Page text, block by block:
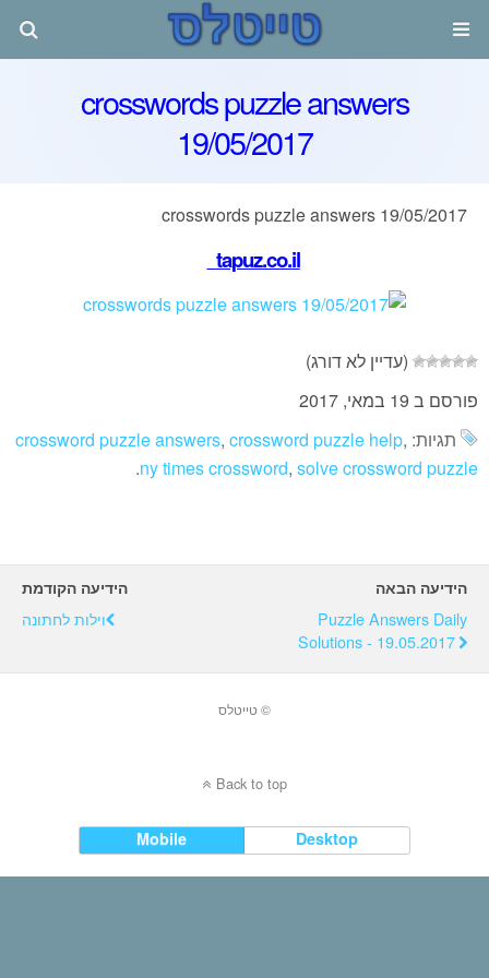
crosswords puzzle answers
19/05/2017
crosswords puzzle answers 19/05/2017
tapuz.co.il
(עדיין לא דורג)
פורסם ב 19 במאי, 2017
תגיות:
crossword puzzle answers, crossword puzzle help,
ny times crossword, solve crossword puzzle
.
הידיעה הקודמת
וילות לחתונה
הידיעה הבאה
Puzzle Answers Daily
Solutions - 19.05.2017
© טייטלס
Back to top
Mobile Desktop